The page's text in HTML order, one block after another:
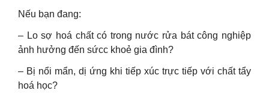
Nếu bạn đang:
– Lo sợ hoá chất có trong nước rửa bát công nghiệp
ảnh hưởng đến sứcc khoẻ gia đình?
– Bị nổi mẩn, dị ứng khi tiếp xúc trực tiếp với chất tẩy
hoá học?